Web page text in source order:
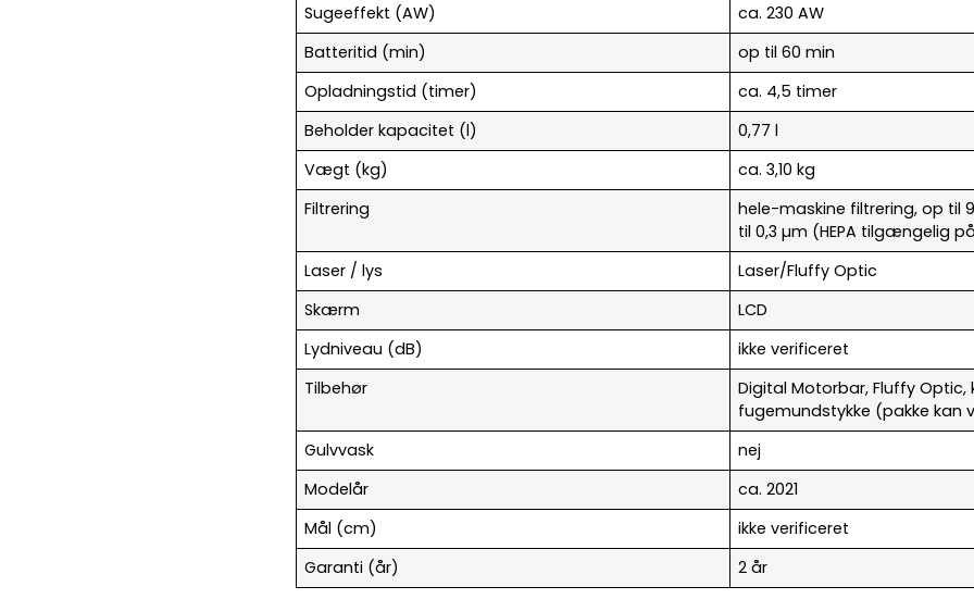
Sugeeffekt (AW)
ca. 230 AW
Batteritid (min)
op til 60 min
Opladningstid (timer)
ca. 4,5 timer
Beholder kapacitet (l)
0,77 l
Vægt (kg)
ca. 3,10 kg
Filtrering
hele-maskine filtrering, op til
til 0,3 µm (HEPA tilgængelig
Laser / lys
Laser/Fluffy Optic
Skærm
LCD
Lydniveau (dB)
ikke verificeret
Tilbehør
Digital Motorbar, Fluffy
fugemundstykke (pakke kan
Gulvvask
nej
Modelår
ca. 2021
Mål (cm)
ikke verificeret
Garanti (år)
2 år